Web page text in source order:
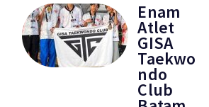
Enam
Atlet
GISA
Taekwo
ndo
Club